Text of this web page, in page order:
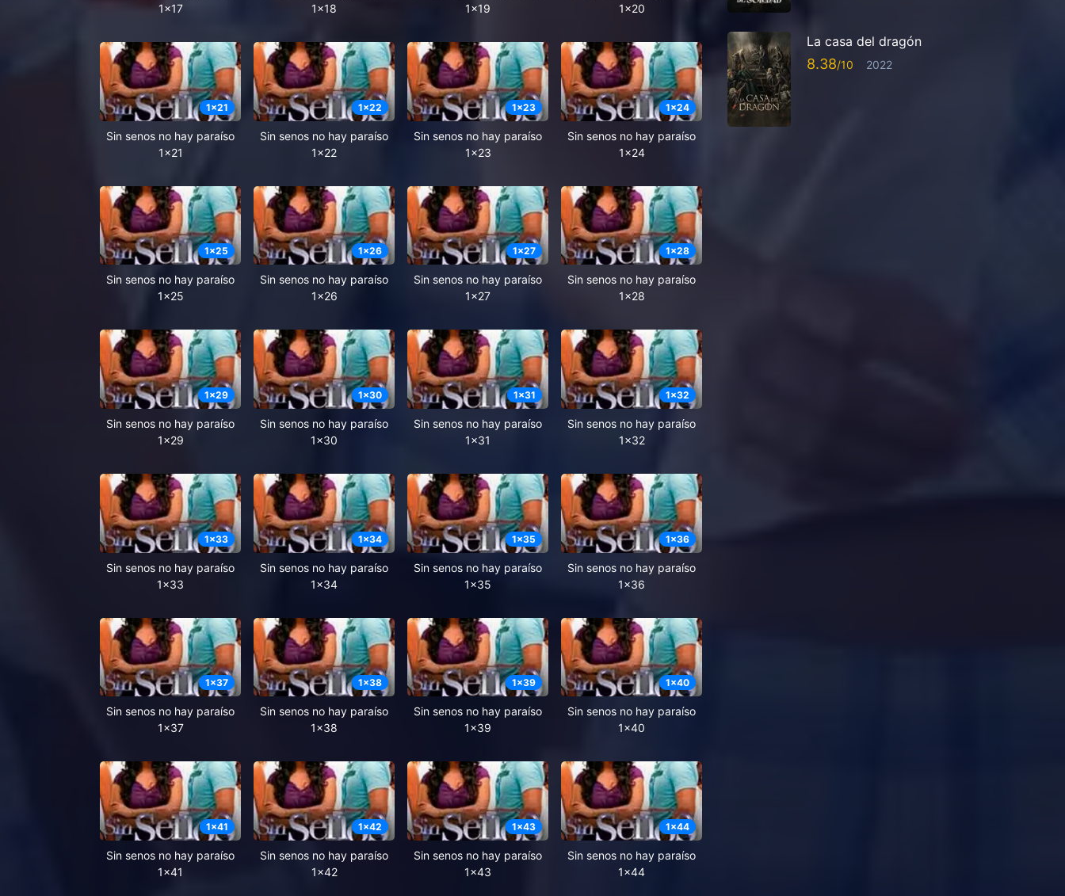
1x17
1x18
1x19
1x20
1x21
Sin senos no hay paraíso
1x21
1x22
Sin senos no hay paraíso
1x22
1x23
Sin senos no hay paraíso
1x23
1x24
Sin senos no hay paraíso
1x24
1x25
Sin senos no hay paraíso
1x25
1x26
Sin senos no hay paraíso
1x26
1x27
Sin senos no hay paraíso
1x27
1x28
Sin senos no hay paraíso
1x28
1x29
Sin senos no hay paraíso
1x29
1x30
Sin senos no hay paraíso
1x30
1x31
Sin senos no hay paraíso
1x31
1x32
Sin senos no hay paraíso
1x32
1x33
Sin senos no hay paraíso
1x33
1x34
Sin senos no hay paraíso
1x34
1x35
Sin senos no hay paraíso
1x35
1x36
Sin senos no hay paraíso
1x36
1x37
Sin senos no hay paraíso
1x37
1x38
Sin senos no hay paraíso
1x38
1x39
Sin senos no hay paraíso
1x39
1x40
Sin senos no hay paraíso
1x40
1x41
Sin senos no hay paraíso
1x41
1x42
Sin senos no hay paraíso
1x42
1x43
Sin senos no hay paraíso
1x43
1x44
Sin senos no hay paraíso
1x44
La casa del dragón
8.38 2022